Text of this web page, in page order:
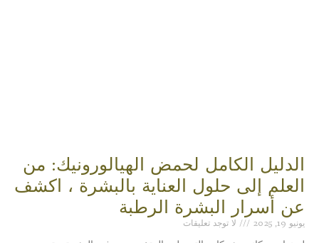
الدليل الكامل لحمض الهيالورونيك: من
العلم إلى حلول العناية بالبشرة ، اكشف
عن أسرار البشرة الرطبة
يونيو 19, 2025 لا توجد تعليقات